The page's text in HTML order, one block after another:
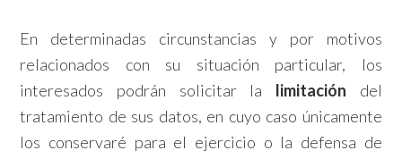
En determinadas circunstancias y por motivos
relacionados con su situación particular, los
interesados podrán solicitar la limitación del
tratamiento de sus datos, en cuyo caso únicamente
los conservaré para el ejercicio o la defensa de